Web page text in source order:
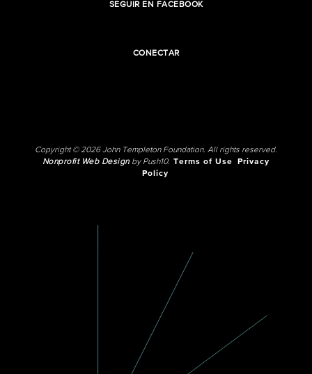
SEGUIR EN FACEBOOK
CONECTAR
Copyright © 2026 John Templeton Foundation. All rights reserved.
Nonprofit Web Designby Push10. Terms of Use
Privacy
Policy